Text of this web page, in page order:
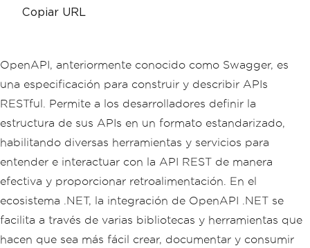
Copiar URL
OpenAPI, anteriormente conocido como Swagger, es
una especificación para construir y describir APIs
RESTful. Permite a los desarrolladores definir la
estructura de sus APIs en un formato estandarizado,
habilitando diversas herramientas y servicios para
entender e interactuar con la API REST de manera
efectiva y proporcionar retroalimentación. En el
ecosistema .NET, la integración de OpenAPI .NET se
facilita a través de varias bibliotecas y herramientas que
hacen que sea más fácil crear, documentar y consumir